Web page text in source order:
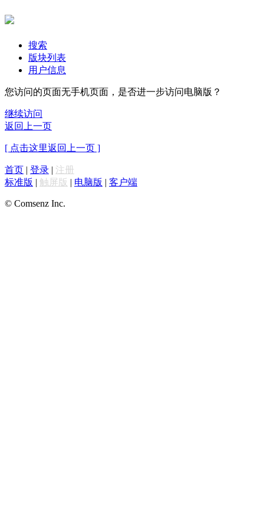
搜索
版块列表
用户信息
您访问的页面无手机页面，是否进一步访问电脑版？
继续访问
返回上一页
[ 点击这里返回上一页 ]
首页 | 登录 | 注册
标准版 | 触屏版 | 电脑版 | 客户端
© Comsenz Inc.